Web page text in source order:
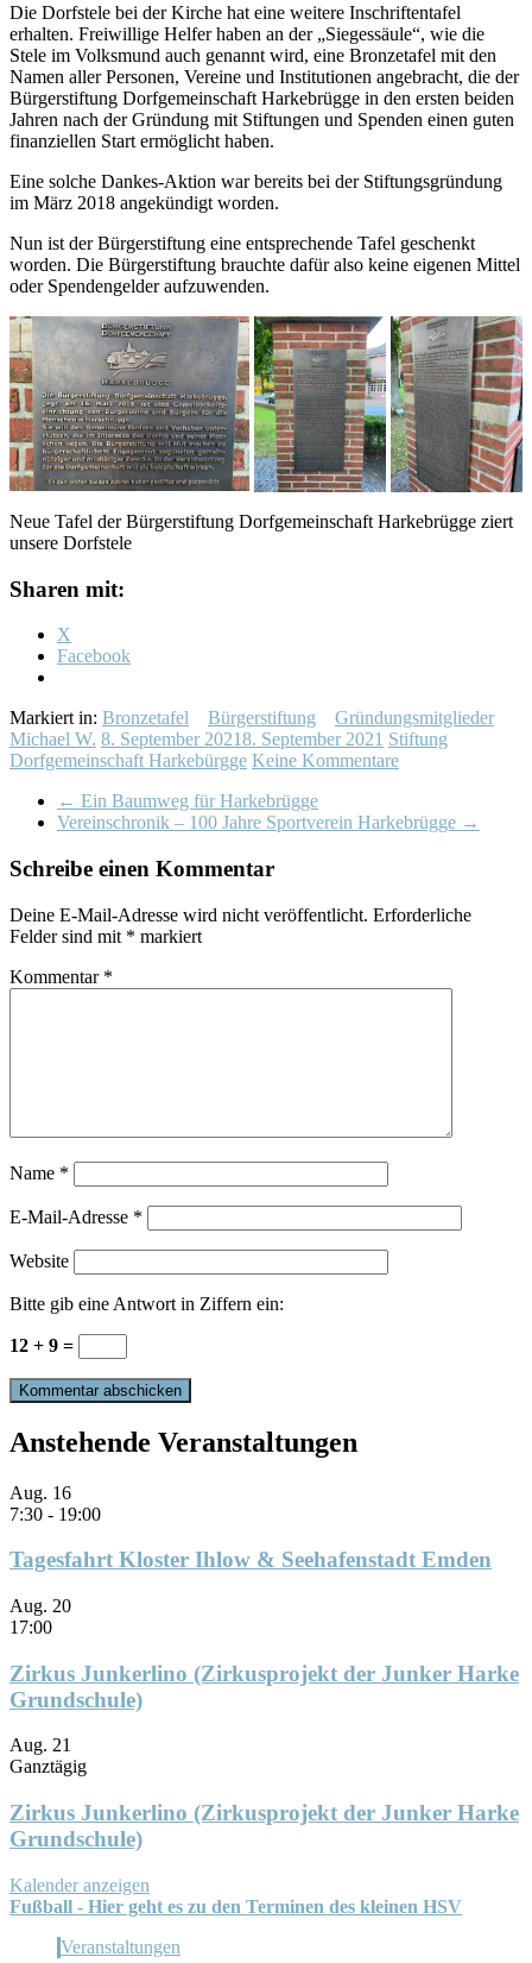
Die Dorfstele bei der Kirche hat eine weitere Inschriftentafel
erhalten. Freiwillige Helfer haben an der „Siegessäule“, wie die
Stele im Volksmund auch genannt wird, eine Bronzetafel mit den
Namen aller Personen, Vereine und Institutionen angebracht, die der
Bürgerstiftung Dorfgemeinschaft Harkebrügge in den ersten beiden
Jahren nach der Gründung mit Stiftungen und Spenden einen guten
finanziellen Start ermöglicht haben.
Eine solche Dankes-Aktion war bereits bei der Stiftungsgründung
im März 2018 angekündigt worden.
Nun ist der Bürgerstiftung eine entsprechende Tafel geschenkt
worden. Die Bürgerstiftung brauchte dafür also keine eigenen Mittel
oder Spendengelder aufzuwenden.
Neue Tafel der Bürgerstiftung Dorfgemeinschaft Harkebrügge ziert
unsere Dorfstele
Sharen mit:
X
Facebook
Markiert in: Bronzetafel Bürgerstiftung
Gründungsmitglieder
Michael W. 8. September 20218. September 2021 Stiftung
Dorfgemeinschaft Harkebürgge Keine Kommentare
← Ein Baumweg für Harkebrügge
Vereinschronik – 100 Jahre Sportverein Harkebrügge →
Schreibe einen Kommentar
Deine E-Mail-Adresse wird nicht veröffentlicht. Erforderliche
Felder sind mit * markiert
Kommentar *
Name *
E-Mail-Adresse *
Website
Bitte gib eine Antwort in Ziffern ein:
12 + 9 =
Anstehende Veranstaltungen
Aug. 16
7:30 - 19:00
Tagesfahrt Kloster Ihlow & Seehafenstadt Emden
Aug. 20
17:00
Zirkus Junkerlino (Zirkusprojekt der Junker Harke
Grundschule)
Aug. 21
Ganztägig
Zirkus Junkerlino (Zirkusprojekt der Junker Harke
Grundschule)
Kalender anzeigen
Fußball - Hier geht es zu den Terminen des kleinen HSV
Veranstaltungen